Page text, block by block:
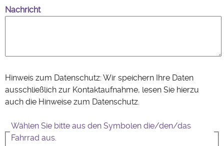
Nachricht
Hinweis zum Datenschutz: Wir speichern Ihre Daten
ausschließlich zur Kontaktaufnahme, lesen Sie hierzu
auch die Hinweise zum Datenschutz.
Wählen Sie bitte aus den Symbolen die/den/das
Fahrrad aus.